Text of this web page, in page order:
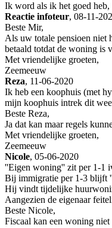
Ik word als ik het goed
Reactie infoteur, 08-11-
Beste Mir,
Als uw totale pensioen niet
betaald totdat de woning is
Met vriendelijke groeten,
Zeemeeuw
Reza, 11-06-2020
Ik heb een koophuis (met
mijn koophuis intrek dit
Beste Reza,
Ja dat kan maar regels
Met vriendelijke groeten,
Zeemeeuw
Nicole, 05-06-2020
''Eigen woning'' zit per 1-1
Bij immigratie per 1-3 blijft
Hij vindt tijdelijke
Aangezien de eigenaar
Beste Nicole,
Fiscaal kan een woning